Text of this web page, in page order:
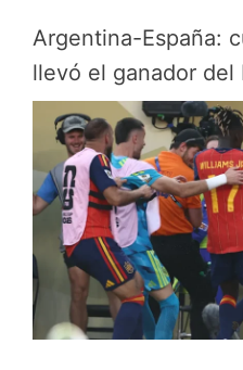
Argentina-España:
llevó el ganador del